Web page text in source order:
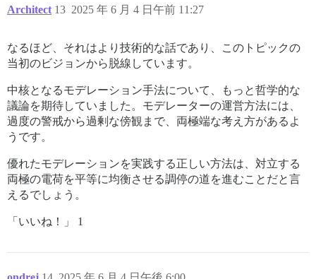
Architect 2025 年 6 月 4 日午前 11:27
13
なるほど、それはより技術的な話であり、このトピックの
当初のビジョンから脱線しています。
中核となるモデレーション手法について、もっと哲学的な
議論を期待していました。モデレーターの運営方法には、
過度の警戒から過剰な傍観まで、両極端な考え方があるよ
うです。
優れたモデレーションを実践する正しい方法は、対立する
両極の電荷を平等に均衡させる調停の道を進むことだと言
えるでしょう。
「いいね！」 1